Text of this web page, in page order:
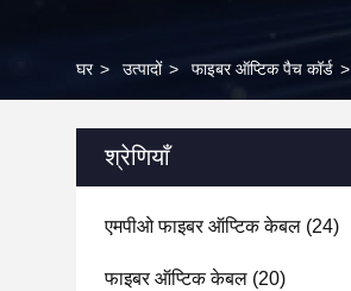
घर > उत्पादों > फाइबर ऑप्टिक पैच कॉर्ड >
श्रेणियाँ
एमपीओ फाइबर ऑप्टिक केबल (24)
फाइबर ऑप्टिक केबल (20)